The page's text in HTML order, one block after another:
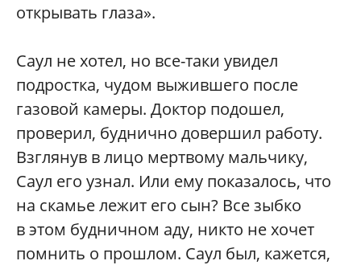
открывать глаза».
Саул не хотел, но все-таки увидел
подростка, чудом выжившего после
газовой камеры. Доктор подошел,
проверил, буднично довершил работу.
Взглянув в лицо мертвому мальчику,
Саул его узнал. Или ему показалось, что
на скамье лежит его сын? Все зыбко
в этом будничном аду, никто не хочет
помнить о прошлом. Саул был, кажется,